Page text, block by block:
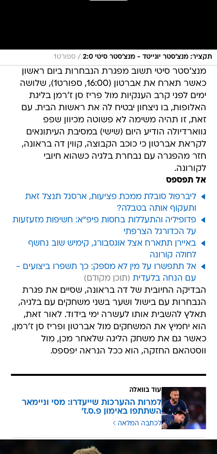
תקציר: מנצ'סטר יונייטד - מנצ'סטר סיטי 2:0 / ספורט1
מנצ'סטר סיטי תשוב מפגרת הנבחרות ביום ראשון
כאשר תארח את אברטון (16:00, ספורט1), שלושה
ימים לפני קרב הענקיות מול פריז סן ז'רמן בליגת
האלופות, בו ניצחון יבטיח לה את ראשות הבית. עם
זאת, זו תהיה משימה לא פשוטה מכיוון שפפ
גווארדיולה הודיע היום (שישי) במסיבת העיתונאים
לקראת אברטון כי כוכב הקבוצה, קווין דה בראונה,
חזר מהפגרה עם נבחרת בלגיה כשהוא חיובי
לקורונה.
אל תפספס
ליברפול סובלת ממכת פציעות, ארסנל תנצל זאת
ותעקוף אותה בטבלה?
פדופיליה והתעללות בחסות פיפ"א: חשיפות מזעזעות
על הכדורגל הצרפתי
באיירן תתארח אצל אוגסבורג, קימיש שוב נחשף
לחולה קורונה
אל תתפשרו על מין לא מספק: כך תשפרו ביצועים -
עם הנחה בלעדית
הבדיקה החיובית של דה בראונה, שסיים את פגרת
הנבחרות עם בישול ושער בשני משחקים עם בלגיה,
תאלץ להשבית אותו לעשרה ימי בידוד. לאור זאת,
הוא יחמיץ את המשחקים מול אברטון ופריז סן ז'רמן,
כאשר גם את משחק הליגה שלאחר מכן, מול
ווסטהאם החזקה, הוא ככל הנראה יפספס.
עוד בוואלה
למרות ההערכות שייעדרו: מסי וניימאר
השתתפו באימון פ.ס.ז'
לכתבה המלאה